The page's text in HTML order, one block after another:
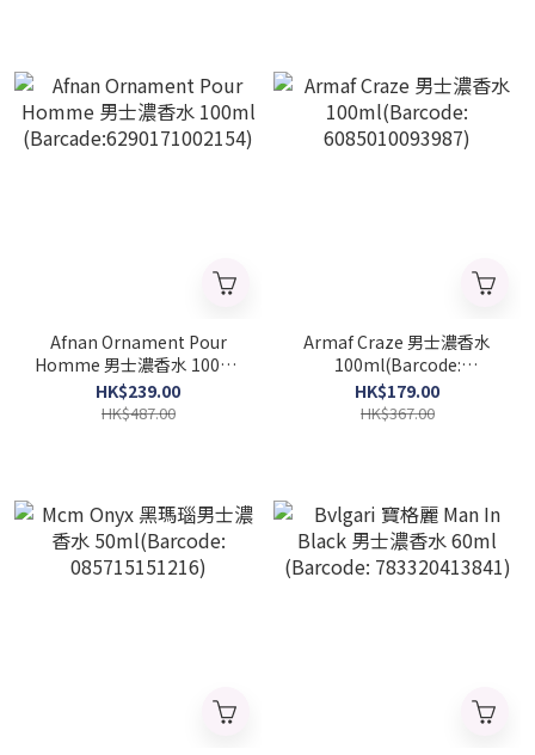
Afnan Ornament Pour
Homme 男士濃香水 100ml
(Barcade:6290171002154)
HK$239.00
HK$487.00
Armaf Craze 男士濃香水
100ml(Barcode:
6085010093987)
HK$179.00
HK$367.00